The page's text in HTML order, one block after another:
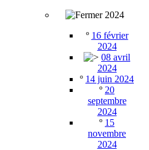
2024
º 16 février
2024
08 avril
2024
º 14 juin 2024
º 20
septembre
2024
º 15
novembre
2024